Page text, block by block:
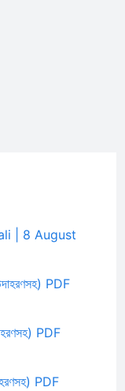
| 8 August
PDF
PDF
PDF